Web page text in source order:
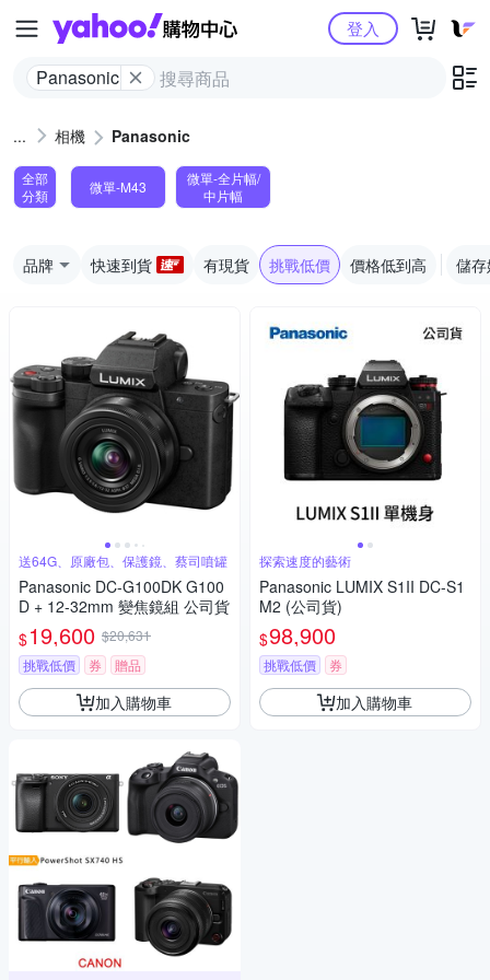
Yahoo購物中心
Panasonic
登入
相機 Panasonic
全部
分類
微單-M43
微單-全片幅/
中片幅
品牌 快速到貨 有現貨 挑戰低價 價格低到高 儲
送64G、原廠包、保護鏡、蔡司噴罐
Panasonic DC-G100DK G100
D + 12-32mm 變焦鏡組 公司貨
$19,600 $20,631
挑戰低價
券 贈品
加入購物車
探索速度的藝術
Panasonic LUMIX S1II DC-S1
M2 (公司貨)
$98,900
挑戰低價 券
加入購物車